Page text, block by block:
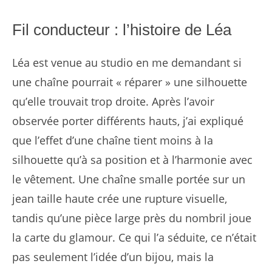
Fil conducteur : l’histoire de Léa
Léa est venue au studio en me demandant si
une chaîne pourrait « réparer » une silhouette
qu’elle trouvait trop droite. Après l’avoir
observée porter différents hauts, j’ai expliqué
que l’effet d’une chaîne tient moins à la
silhouette qu’à sa position et à l’harmonie avec
le vêtement. Une chaîne smalle portée sur un
jean taille haute crée une rupture visuelle,
tandis qu’une pièce large près du nombril joue
la carte du glamour. Ce qui l’a séduite, ce n’était
pas seulement l’idée d’un bijou, mais la